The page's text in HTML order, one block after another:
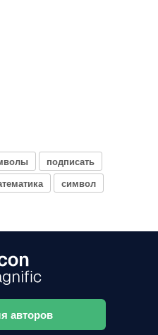
подписать
символ
авторов